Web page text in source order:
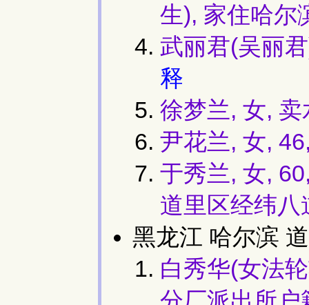
生), 家住哈尔
武丽君(吴丽
释
徐梦兰, 女,
尹花兰, 女,
于秀兰, 女,
道里区经纬
黑龙江 哈尔滨
白秀华(女法